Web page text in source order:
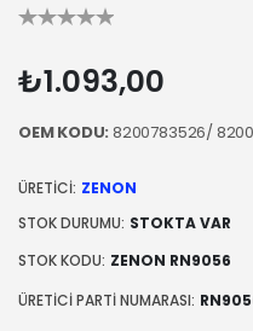
₺1.093,00
OEM KODU:8200783526/
ÜRETICI: ZENON
STOK DURUMU: STOKTA VAR
STOK KODU: ZENON RN9056
ÜRETICI PARTI NUMARASI: